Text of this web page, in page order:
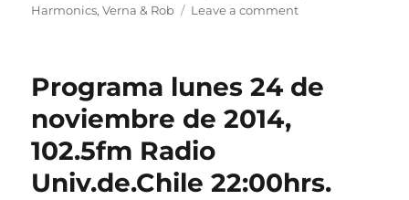
Harmonics,Verna & Rob Leave a commenton
de
Programa lunes 24 de
noviembre de 2014,
102.5fm Radio
Univ.de.Chile 22:00hrs.